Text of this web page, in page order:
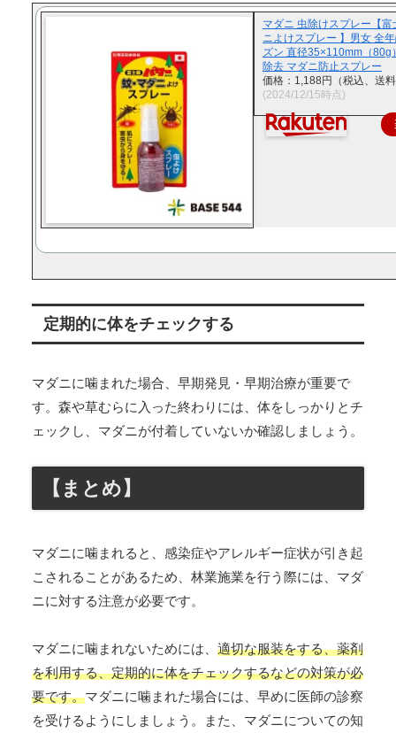
マダニ 虫除けスプレー【富
ニよけスプレー 】男女 全
ズン 直径35×110mm（80g
除去 マダニ防止スプレー
価格：1,188円（税込、送
(2024/12/15時点)
定期的に体をチェックする
マダニに噛まれた場合、早期発見・早期治療が重要で
す。森や草むらに入った終わりには、体をしっかりとチ
ェックし、マダニが付着していないか確認しましょう。
【まとめ】
マダニに噛まれると、感染症やアレルギー症状が引き起
こされることがあるため、林業施業を行う際には、マダ
ニに対する注意が必要です。
マダニに噛まれないためには、 適切な服装をする、薬剤
を利用する、定期的に体をチェックするなどの対策が必
要です。マダニに噛まれた場合には、早めに医師の診察
を受けるようにしましょう。また、マダニについての知